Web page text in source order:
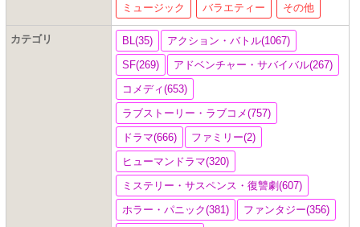
ミュージック
バラエティー その他
カテゴリ BL(35)
アクション・バトル(1067)
SF(269)
アドベンチャー・サバイバル(267)
コメディ(653)
ラブストーリー・ラブコメ(757)
ドラマ(666)
ファミリー(2)
ヒューマンドラマ(320)
ミステリー・サスペンス・復讐劇(607)
ホラー・パニック(381)
ファンタジー(356)